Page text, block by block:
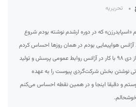
تحریریه
که در دوره ارشدم نوشته بودم شروع
سال کارمند آژانس هواپیمایی بودم در همان روزها احساس کردم
چقدر نوشتن را دوست دارم. از دی ۹۸ با کار در آژانس روابط عمومی پرسش و تولید
نوشتن بخش شرکت‌گردی پیوست را به عهده
و دقیقا اینجا و در همین نقطه احساس می‌کنم